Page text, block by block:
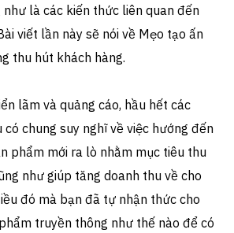
như là các kiến thức liên quan đến
viết lần này sẽ nói về Mẹo tạo ấn
thu hút khách hàng.
lãm và quảng cáo, hầu hết các
chung suy nghĩ về việc hướng đến
phẩm mới ra lò nhằm mục tiêu thu
như giúp tăng doanh thu về cho
đó mà bạn đã tự nhận thức cho
truyền thông như thế nào để có